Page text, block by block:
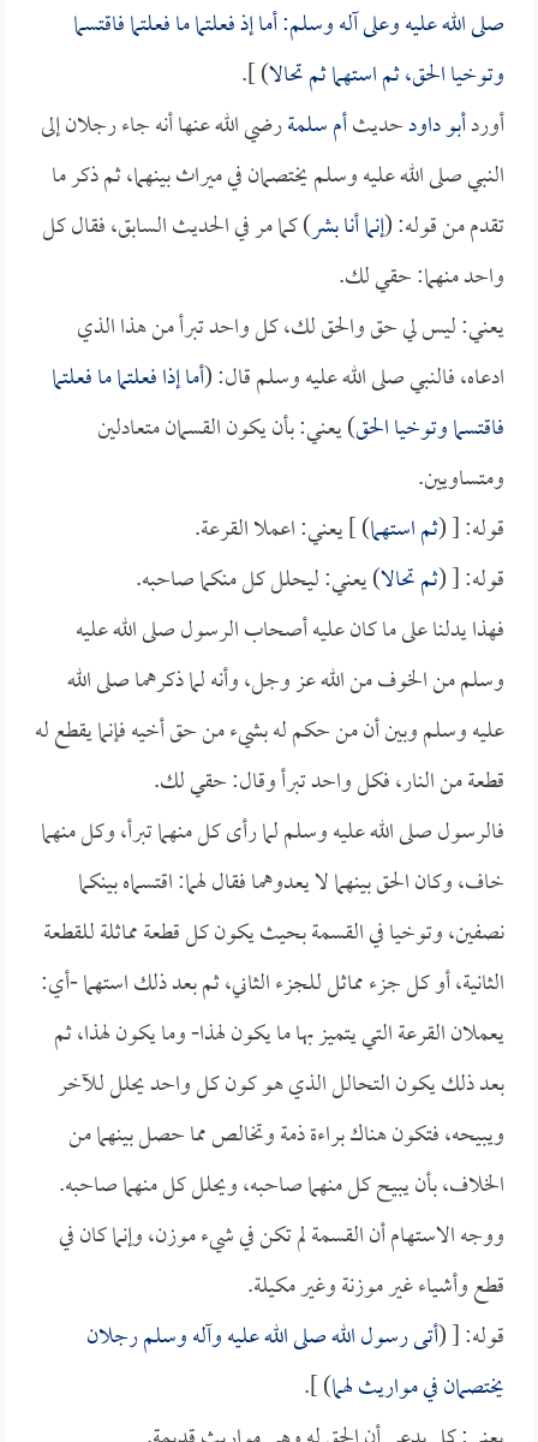
صلى الله عليه وعلى آله وسلم: أما إذ فعلتما ما فعلتما فاقتسما
وتوخيا الحق، ثم استهما ثم تحالا) ].
أوردأبو داودحديثأم سلمةرضي الله عنها أنه جاء رجلان إلى
النبي صلى الله عليه وسلم يختصمان في ميراث بينهما، ثم ذكر ما
تقدم من قوله: (إنما أنا بشر) كما مر في الحديث السابق، فقال كل
واحد منهما: حقي لك.
يعني: ليس لي حق والحق لك، كل واحد تبرأ من هذا الذي
ادعاه، فالنبي صلى الله عليه وسلم قال: (أما إذا فعلتما ما فعلتما
فاقتسما وتوخيا الحق) يعني: بأن يكون القسمان متعادلين
ومتساويين.
قوله: [ (ثم استهما) ] يعني: اعملا القرعة.
قوله: [ (ثم تحالا) يعني: ليحلل كل منكما صاحبه.
فهذا يدلنا على ما كان عليه أصحاب الرسول صلى الله عليه
وسلم من الخوف من الله عز وجل، وأنه لما ذكرهما صلى الله
عليه وسلم وبين أن من حكم له بشيء من حق أخيه فإنما يقطع له
قطعة من النار، فكل واحد تبرأ وقال: حقي لك.
فالرسول صلى الله عليه وسلم لما رأى كل منهما تبرأ، وكل منهما
خاف، وكان الحق بينهما لا يعدوهما فقال لهما: اقتسماه بينكما
نصفين، وتوخيا في القسمة بحيث يكون كل قطعة مماثلة للقطعة
الثانية، أو كل جزء مماثل للجزء الثاني، ثم بعد ذلك استهما -أي:
يعملان القرعة التي يتميز بها ما يكون لهذا- وما يكون لهذا، ثم
بعد ذلك يكون التحالل الذي هو كون كل واحد يحلل للآخر
ويبيحه، فتكون هناك براءة ذمة وتخالص مما حصل بينهما من
الخلاف، بأن يبيح كل منهما صاحبه، ويحلل كل منهما صاحبه.
ووجه الاستهام أن القسمة لم تكن في شيء موزن، وإنما كان في
قطع وأشياء غير موزنة وغير مكيلة.
قوله: [ (أتى رسول الله صلى الله عليه وآله وسلم رجلان
يختصمان في مواريث لهما) ].